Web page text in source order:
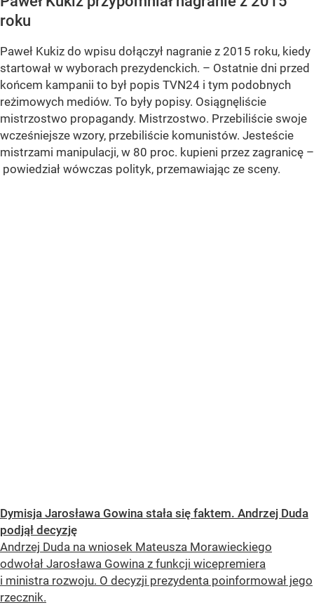
roku
Paweł Kukiz do wpisu dołączył nagranie z 2015 roku, kiedy
startował w wyborach prezydenckich. – Ostatnie dni przed
końcem kampanii to był popis TVN24 i tym podobnych
reżimowych mediów. To były popisy. Osiągnęliście
mistrzostwo propagandy. Mistrzostwo. Przebiliście swoje
wcześniejsze wzory, przebiliście komunistów. Jesteście
mistrzami manipulacji, w 80 proc. kupieni przez zagranicę –
powiedział wówczas polityk, przemawiając ze sceny.
Dymisja Jarosława Gowina stała się faktem. Andrzej Duda
podjął decyzję
Andrzej Duda na wniosek Mateusza Morawieckiego
odwołał Jarosława Gowina z funkcji wicepremiera
i ministra rozwoju. O decyzji prezydenta poinformował jego
rzecznik.